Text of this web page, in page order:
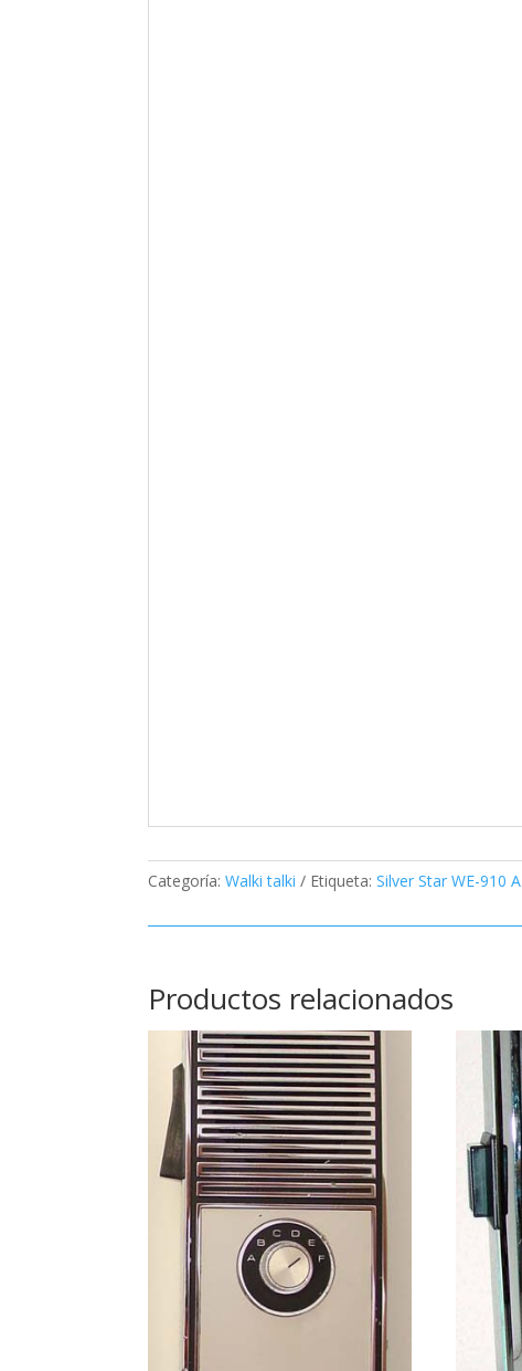
Categoría:Walki talki Etiqueta:Silver Star WE-910 A
Productos relacionados